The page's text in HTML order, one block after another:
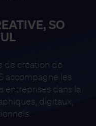
SO
de création de
accompagne les
entreprises dans la
digitaux,